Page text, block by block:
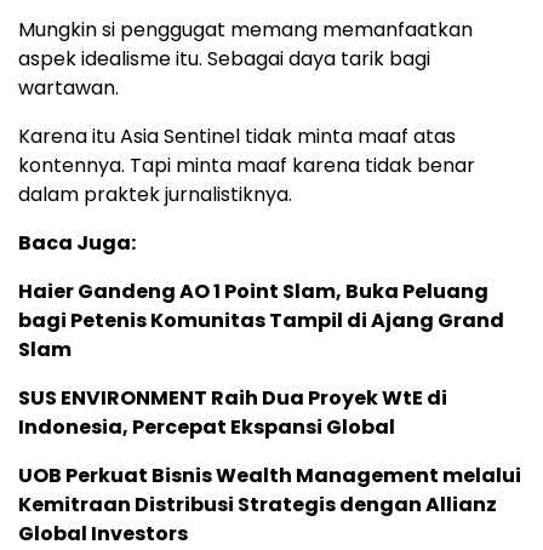
Mungkin si penggugat memang memanfaatkan
aspek idealisme itu. Sebagai daya tarik bagi
wartawan.
Karena itu Asia Sentinel tidak minta maaf atas
kontennya. Tapi minta maaf karena tidak benar
dalam praktek jurnalistiknya.
Baca Juga:
Haier Gandeng AO 1 Point Slam, Buka Peluang
bagi Petenis Komunitas Tampil di Ajang Grand
Slam
SUS ENVIRONMENT Raih Dua Proyek WtE di
Indonesia, Percepat Ekspansi Global
UOB Perkuat Bisnis Wealth Management melalui
Kemitraan Distribusi Strategis dengan Allianz
Global Investors